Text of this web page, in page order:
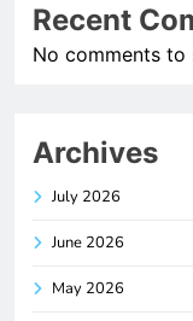
Recent
No comments to
Archives
July 2026
June 2026
May 2026